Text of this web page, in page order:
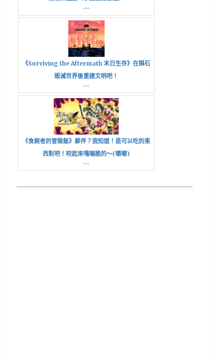
...
《Surviving the Aftermath 末日生存》在隕石
毀滅世界後重建文明吧！
...
《食屍者的冒險飯》夥伴？我知道！是可以吃的東
西對吧！咬起來嘎嘣脆的～(嚼嚼)
...